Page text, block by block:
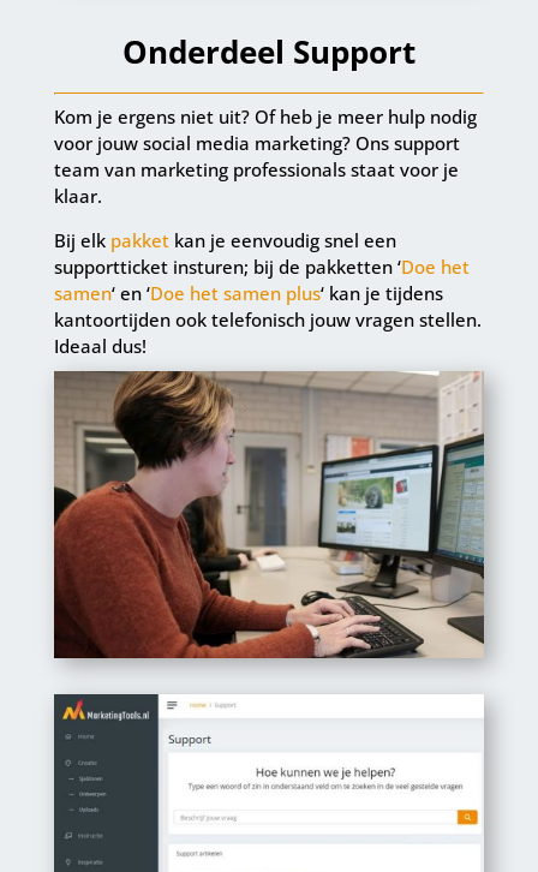
Onderdeel Support
Kom je ergens niet uit? Of heb je meer hulp nodig
voor jouw social media marketing? Ons support
team van marketing professionals staat voor je
klaar.
Bij elk pakketkan je eenvoudig snel een
supportticket insturen; bij de pakketten ‘Doe het
samen‘ en ‘Doe het samen plus‘ kan je tijdens
kantoortijden ook telefonisch jouw vragen stellen.
Ideaal dus!